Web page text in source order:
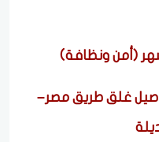
غلق طريق مصر–